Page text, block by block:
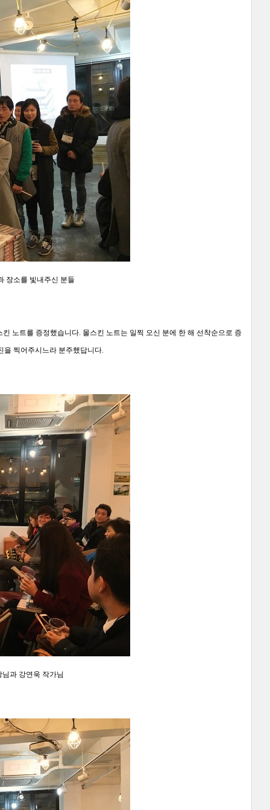
장소를 빛내주신 분들
킨 노트를 증정했습니다. 몰스킨 노트는 일찍 오신 분에 한 해 선착순으로 증
을 찍어주시느라 분주했답니다.
과 강연욱 작가님